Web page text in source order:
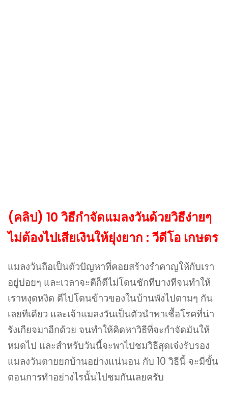
(คลิป) 10 วิธีกำจัดแมลงวันด้วยวิธีง่ายๆ
ไม่ต้องไปเสียเงินให้ยุ่งยาก : วีดีโอ เกษตร
แมลงวันถือเป็นตัวปัญหาที่คอยสร้างรำคาญให้กับเรา
อยู่บ่อยๆ และเวลาจะตีก็ตีไม่โดนชักทีบางทีจนทำให้
เราหงุดหงิด ตีไปโดนข้าวของในบ้านพังไปตามๆ กัน
เลยทีเดียว และเจ้าแมลงวันเป็นตัวนำพาเชื้อโรคที่น่า
รังเกียจมาอีกด้วย จนทำให้คิดหาวิธีที่จะกำจัดมันให้
หมดไป และสำหรับวันนี้จะพาไปชมวิธีสุดเจ๋งรับรอง
แมลงวันตายยกบ้านอย่างแน่นอน กับ 10 วิธีนี้ จะมีขั้น
ตอนการทำอย่างไรนั้นไปชมกันเลยครับ